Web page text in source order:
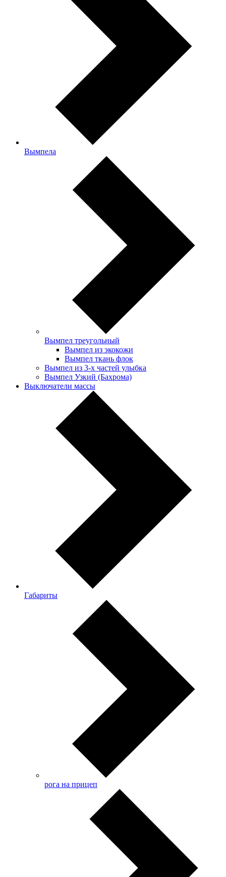
Вымпела
Вымпел треугольный
Вымпел из экокожи
Вымпел ткань флок
Вымпел из 3-х частей улыбка
Вымпел Узкий (Бахрома)
Выключатели массы
Габариты
рога на прицеп